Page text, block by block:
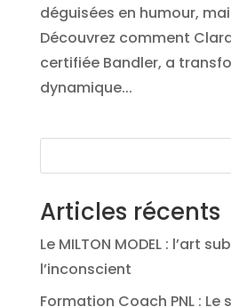
déguisées en humour,
Découvrez comment
certifiée Bandler, a
dynamique...
Articles récents
Le MILTON MODEL : l’art
l’inconscient
Formation Coach PNL : Le